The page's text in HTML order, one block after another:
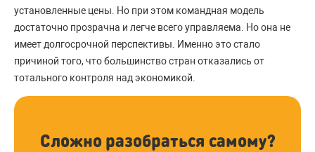
установленные цены. Но при этом командная модель
достаточно прозрачна и легче всего управляема. Но она не
имеет долгосрочной перспективы. Именно это стало
причиной того, что большинство стран отказались от
тотального контроля над экономикой.
Сложно разобраться самому?